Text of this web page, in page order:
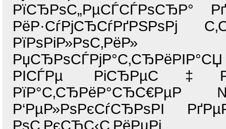
РїСЂРѕС„РµСЃСЃРѕСЂР°
РёР·СѓРјСЂСѓРґРЅРѕРј
РІСЃРµ
Р‘РµР»РѕРєСѓСЂРѕРІ
РѕС‚РєСЂС‹С‚РёРµРј.